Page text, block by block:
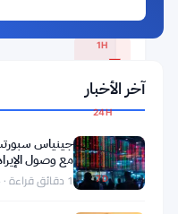
$0.0326
1H
▼
0.13%
24H
0.65%
7D
آخر الأخبار
جينياس
الثاني1 دقائق قراءة · Aug 8, 2026